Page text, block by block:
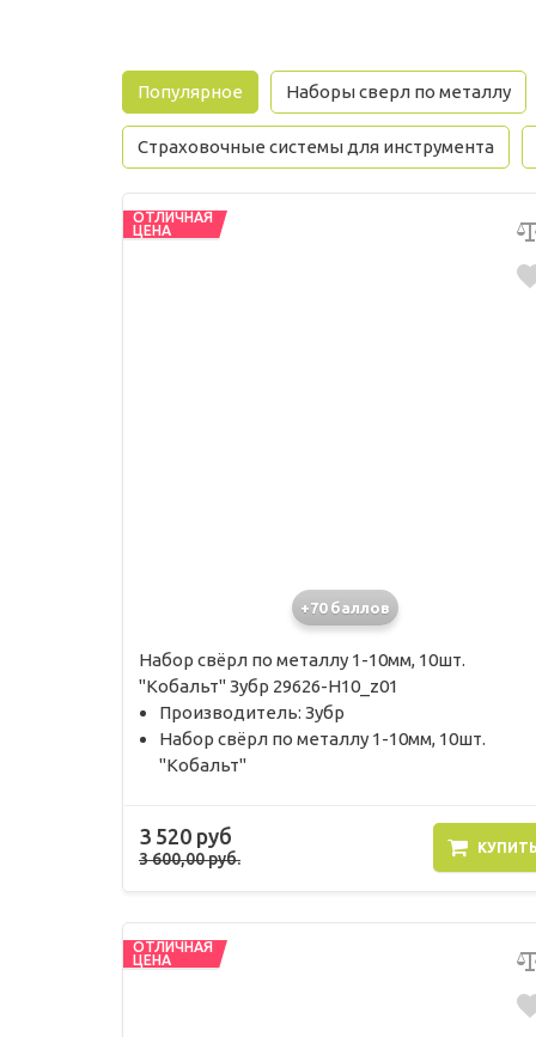
Популярное Наборы сверл по металлу
Страховочные системы для инструмента
ОТЛИЧНАЯ
ЦЕНА
+70 баллов
Набор свёрл по металлу 1-10мм, 10шт.
"Кобальт" Зубр 29626-H10_z01
Производитель: Зубр
Набор свёрл по металлу 1-10мм, 10шт.
"Кобальт"
3 520 руб
3 600,00 руб.
ОТЛИЧНАЯ
ЦЕНА